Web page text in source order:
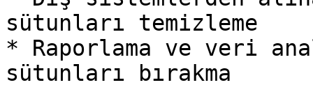
sütunları temizleme
* Raporlama ve veri
sütunları bırakma